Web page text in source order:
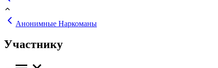
Анонимные Наркоманы
Участнику